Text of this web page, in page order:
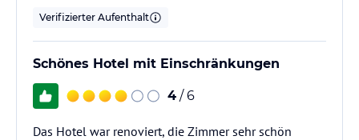
Verifizierter Aufenthalt
Schönes Hotel mit Einschränkungen
4 / 6
Das Hotel war renoviert, die Zimmer sehr schön